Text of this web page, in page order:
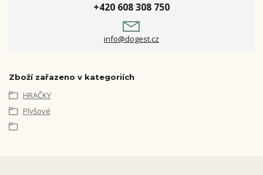
+420 608 308 750
info@dogest.cz
Zboží zařazeno v kategoriích
HRAČKY
Plyšové